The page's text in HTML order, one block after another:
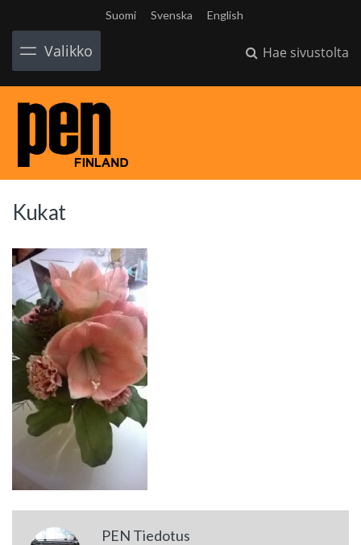
Suomi Svenska English
Valikko Hae sivustolta
Kukat
PEN Tiedotus